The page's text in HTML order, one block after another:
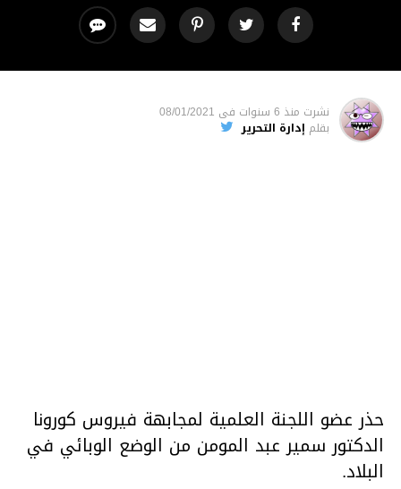
نشرت منذ 6 سنوات فى 08/01/2021
بقلم إدارة التحرير
حذر عضو اللجنة العلمية لمجابهة فيروس كورونا
الدكتور سمير عبد المومن من الوضع الوبائي في
البلاد.